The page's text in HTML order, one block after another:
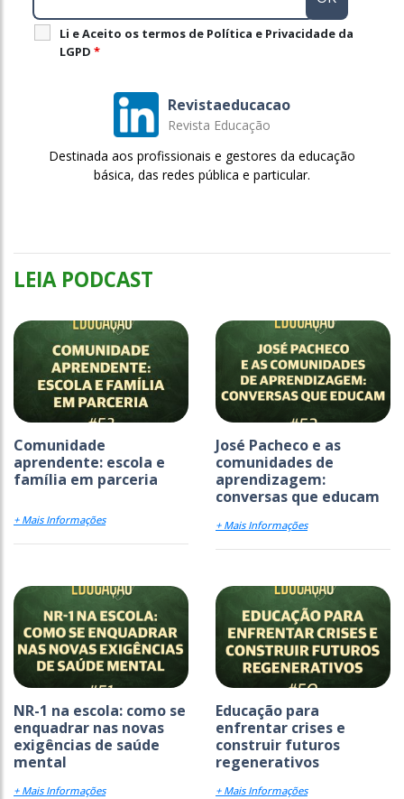
Li e Aceito os termos de Política e Privacidade da
LGPD *
Revistaeducacao
Revista Educação
Destinada aos profissionais e gestores da educação
básica, das redes pública e particular.
LEIA PODCAST
Comunidade
aprendente: escola e
família em parceria
+ Mais Informações
José Pacheco e as
comunidades de
aprendizagem:
conversas que educam
+ Mais Informações
NR-1 na escola: como se
enquadrar nas novas
exigências de saúde
mental
+ Mais Informações
Educação para
enfrentar crises e
construir futuros
regenerativos
+ Mais Informações